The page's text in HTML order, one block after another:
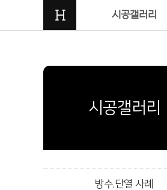
H 시공갤러리
시공갤러리
방수.단열 사례